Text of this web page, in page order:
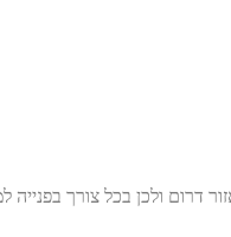
דרום ולכן בכל צורך